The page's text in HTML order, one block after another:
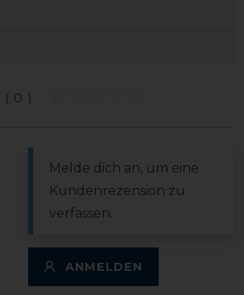
(0)
Melde dich an, um eine
Kundenrezension zu
verfassen.
ANMELDEN